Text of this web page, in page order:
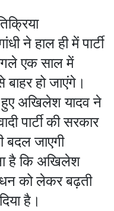
ने हाल ही में पार्टी
एक साल में
बाहर हो जाएंगे।
हुए अखिलेश यादव ने
पार्टी की सरकार
बदल जाएगी
है कि अखिलेश
को लेकर बढ़ती
है।